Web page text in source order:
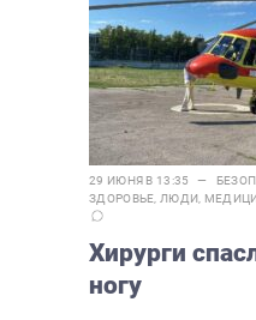
29 ИЮНЯ В 13:35 —
ЗДОРОВЬЕ ЛЮДИ
Хирурги
ногу